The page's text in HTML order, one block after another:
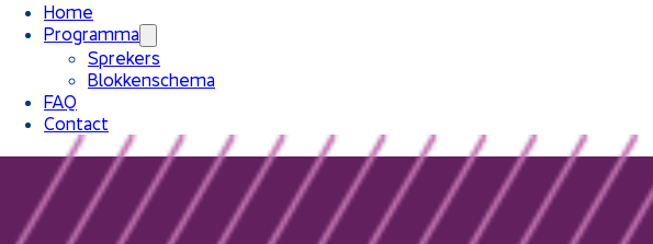
Home
Programma
Sprekers
Blokkenschema
FAQ
Contact